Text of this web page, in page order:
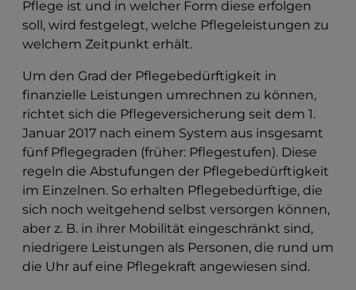
Pflege ist und in welcher Form diese erfolgen
soll, wird festgelegt, welche Pflegeleistungen zu
welchem Zeitpunkt erhält.
Um den Grad der Pflegebedürftigkeit in
finanzielle Leistungen umrechnen zu können,
richtet sich die Pflegeversicherung seit dem 1.
Januar 2017 nach einem System aus insgesamt
fünf Pflegegraden (früher: Pflegestufen). Diese
regeln die Abstufungen der Pflegebedürftigkeit
im Einzelnen. So erhalten Pflegebedürftige, die
sich noch weitgehend selbst versorgen können,
aber z. B. in ihrer Mobilität eingeschränkt sind,
niedrigere Leistungen als Personen, die rund um
die Uhr auf eine Pflegekraft angewiesen sind.